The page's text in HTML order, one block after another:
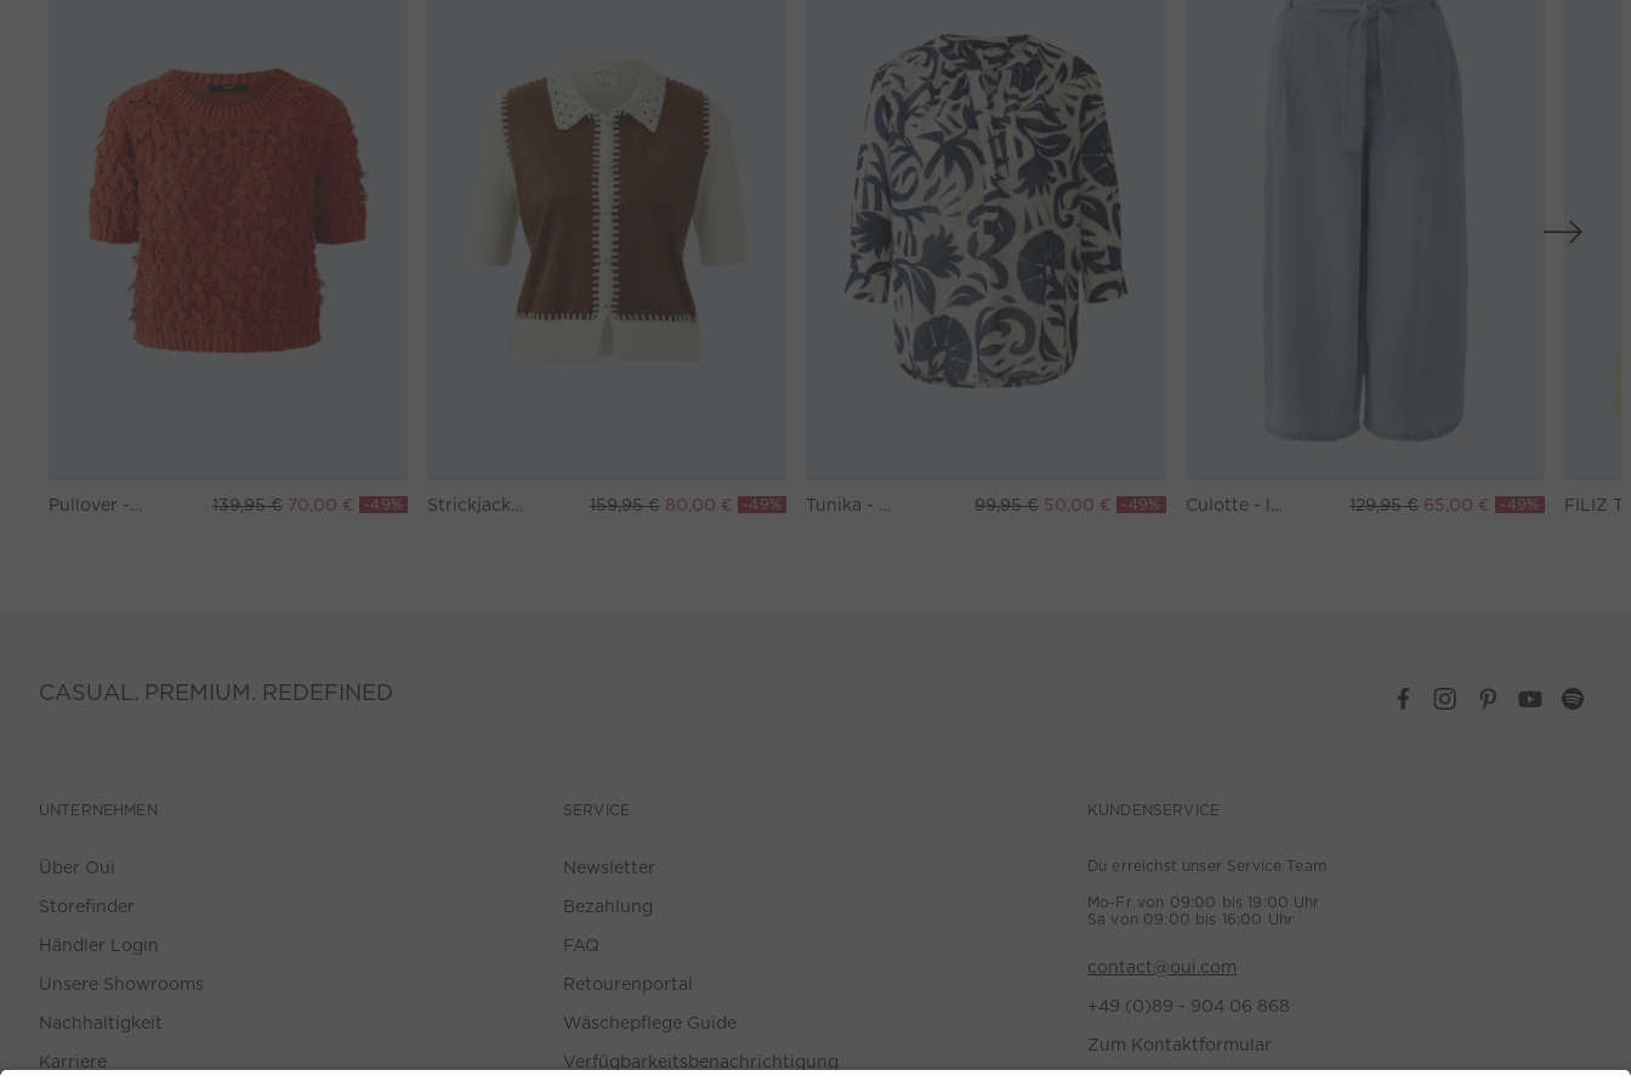
139,95 € 70,00 € -49% 159,95 € 80,00 € -49% 99,95 € 50,00 € -49% 129,95 € 65,00 € -49%
CASUAL. PREMIUM. REDEFINED
UNTERNEHMEN
Über Oui
Storefinder
Händler Login
Unsere Showrooms
Nachhaltigkeit
Karriere
SERVICE
Newsletter
Bezahlung
FAQ
Retourenportal
Wäschepflege Guide
Verfügbarkeitsbenachrichtigung
KUNDENSERVICE
Du erreichst unser Service Team
Mo-Fr von 09:00 bis 19:00 Uhr
Sa von 09:00 bis 16:00 Uhr
contact@oui.com
+49 (0)89 - 904 06 868
Zum Kontaktformular